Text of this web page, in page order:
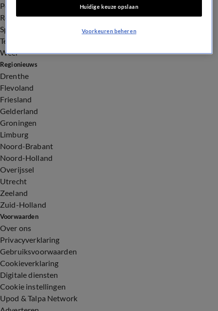
Politiek
Royalty
Sport
Tech
Weer
Regionieuws
Drenthe
Flevoland
Friesland
Gelderland
Groningen
Limburg
Noord-Brabant
Noord-Holland
Overijssel
Utrecht
Zeeland
Zuid-Holland
Voorwaarden
Over ons
Privacyverklaring
Gebruiksvoorwaarden
Cookieverklaring
Digitale diensten
Cookie instellingen
Upod & Talpa Network
Huidige keuze opslaan
Voorkeuren beheren